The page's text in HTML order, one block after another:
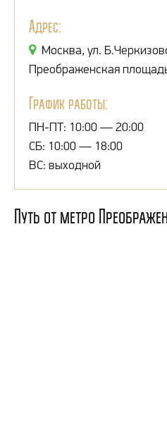
Адрес:
Москва, ул.
Преображенская
График работы:
ПН-ПТ: 10:00 — 20:00
СБ: 10:00 — 18:00
ВС: выходной
Путь от метро